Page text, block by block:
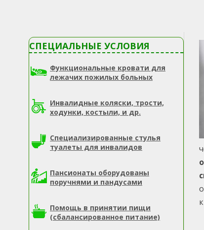
СПЕЦИАЛЬНЫЕ УСЛОВИЯ
Функциональные кровати для
лежачих пожилых больных
Инвалидные коляски, трости,
ходунки, костыли, и др.
Специализированные стулья
туалеты для инвалидов
Пансионаты оборудованы
поручнями и пандусами
Помощь в принятии пищи
(сбалансированное питание)